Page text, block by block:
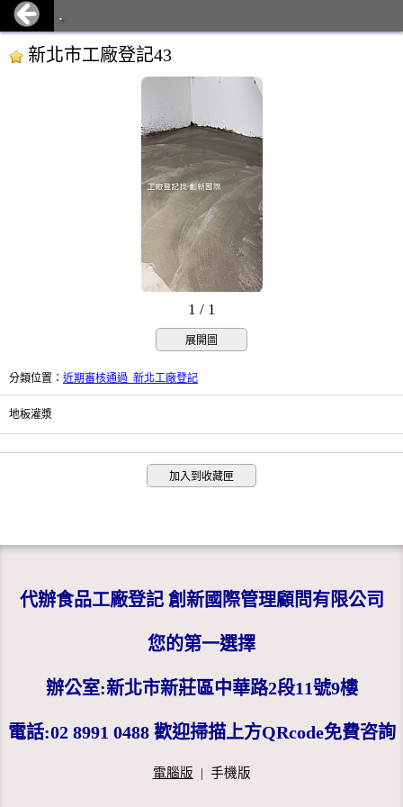
.
新北市工廠登記43
1 / 1
展開圖
分類位置 ： 近期審核通過_新北工廠登記
地板灌漿
加入到收藏匣
代辦食品工廠登記 創新國際管理顧問有限公司
您的第一選擇
辦公室:新北市新莊區中華路2段11號9樓
電話:02 8991 0488 歡迎掃描上方QRcode免費咨詢
電腦版 | 手機版